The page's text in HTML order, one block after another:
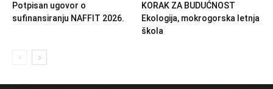
Potpisan ugovor o
sufinansiranju NAFFIT 2026.
KORAK ZA BUDUĆNOST
Ekologija, mokrogorska letnja
škola